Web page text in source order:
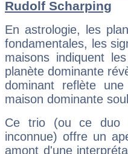
Rudolf Scharping
En astrologie, les
fondamentales, les
maisons indiquent
planète dominante
dominant reflète
maison dominante
Ce trio (ou ce duo
inconnue) offre un
amont d'une